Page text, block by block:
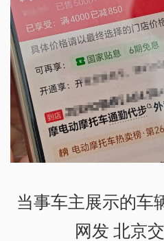
当事车主展示的车
网发 北京